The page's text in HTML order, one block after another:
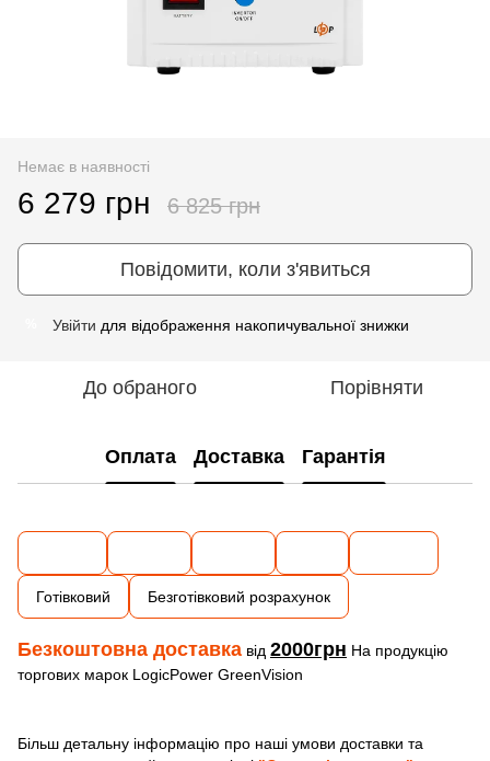
Немає в наявності
6 279 грн 6 825 грн
Повідомити, коли з'явиться
Увійти для відображення накопичувальної знижки
До обраного Порівняти
Оплата Доставка Гарантія
Готівковий Безготівковий розрахунок
Безкоштовна доставка від 2000грн На продукцію
торгових марок LogicPower GreenVision
Більш детальну інформацію про наші умови доставки та